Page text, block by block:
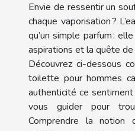
Envie de ressentir un
chaque vaporisation ?
qu’un simple parfum :
aspirations et la quête
Découvrez ci-dessous
toilette pour hommes
authenticité ce
vous guider pour
Comprendre la notion